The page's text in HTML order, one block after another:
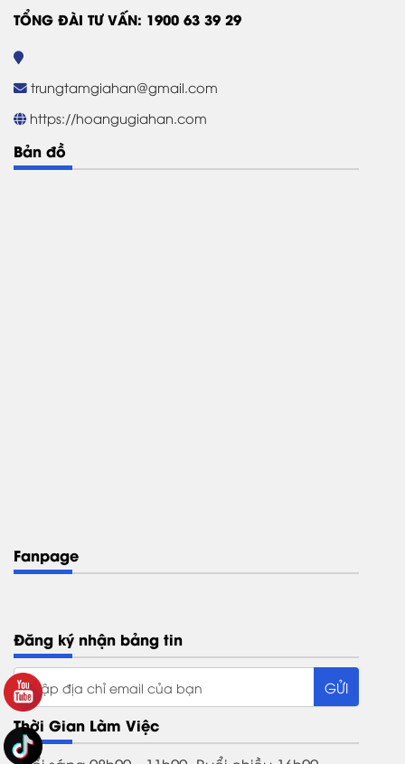
TỔNG ĐÀI TƯ VẤN: 1900 63 39 29
trungtamgiahan@gmail.com
https://hoangugiahan.com
Bản đồ
Fanpage
Đăng ký nhận bảng tin
Thời Gian Làm Việc